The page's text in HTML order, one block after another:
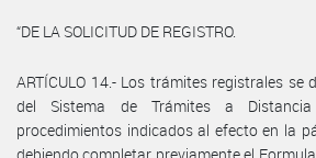
“DE LA SOLICITUD DE REGISTRO.
ARTÍCULO 14.- Los trámites registrales se
del Sistema de Trámites a
procedimientos indicados al efecto en la
debiendo completar previamente el